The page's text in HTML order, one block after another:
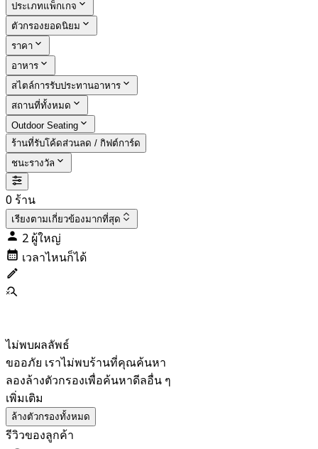
ประเภทแพ็กเกจ
ตัวกรองยอดนิยม
ราคา
อาหาร
สไตล์การรับประทานอาหาร
สถานที่ทั้งหมด
Outdoor Seating
ร้านที่รับโค้ดส่วนลด / กิฟต์การ์ด
ชนะรางวัล
0 ร้าน
เรียงตามเกี่ยวข้องมากที่สุด
2 ผู้ใหญ่
เวลาไหนก็ได้
ไม่พบผลลัพธ์
ขออภัย เราไม่พบร้านที่คุณค้นหา
ลองล้างตัวกรองเพื่อค้นหาดีลอื่น ๆ
เพิ่มเติม
ล้างตัวกรองทั้งหมด
รีวิวของลูกค้า